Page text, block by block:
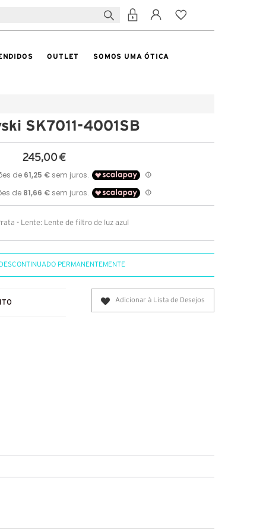
OUTLET SOMOS UMA ÓTICA
SK7011-4001SB
245,00 €
- Lente: Lente de filtro de luz azul
PERMANENTEMENTE
Adicionar à Lista de Desejos